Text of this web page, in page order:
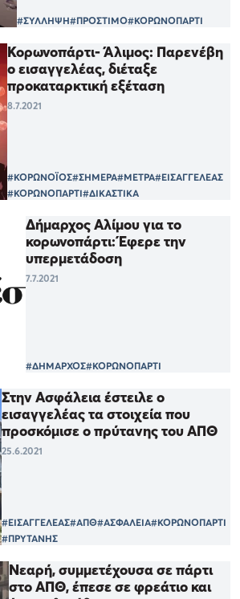
#ΣΥΛΛΗΨΗ#ΠΡΟΣΤΙΜΟ#ΚΟΡΩΝΟΠΑΡΤΙ
Κορωνοπάρτι- Άλιμος: Παρενέβη
ο εισαγγελέας, διέταξε
προκαταρκτική εξέταση
8.7.2021
#ΚΟΡΩΝΟΪΟΣ#ΣΗΜΕΡΑ#ΜΕΤΡΑ#ΕΙΣΑΓΓΕΛΕΑΣ
#ΚΟΡΩΝΟΠΑΡΤΙ#ΔΙΚΑΣΤΙΚΑ
Δήμαρχος Αλίμου για το
κορωνοπάρτι: Έφερε την
υπερμετάδοση
7.7.2021
#ΔΗΜΑΡΧΟΣ#ΚΟΡΩΝΟΠΑΡΤΙ
Στην Ασφάλεια έστειλε ο
εισαγγελέας τα στοιχεία που
προσκόμισε ο πρύτανης του ΑΠΘ
25.6.2021
#ΕΙΣΑΓΓΕΛΕΑΣ#ΑΠΘ#ΑΣΦΑΛΕΙΑ#ΚΟΡΩΝΟΠΑΡΤΙ
#ΠΡΥΤΑΝΗΣ
Νεαρή, συμμετέχουσα σε πάρτι
στο ΑΠΘ, έπεσε σε φρεάτιο και